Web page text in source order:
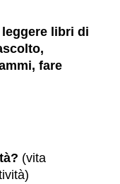
libri di
fare
(vita